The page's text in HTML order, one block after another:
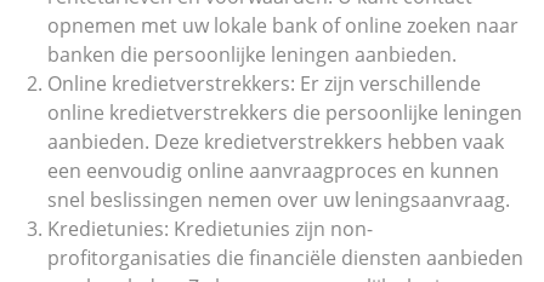
opnemen met uw lokale bank of online zoeken naar
banken die persoonlijke leningen aanbieden.
Online kredietverstrekkers: Er zijn verschillende
online kredietverstrekkers die persoonlijke leningen
aanbieden. Deze kredietverstrekkers hebben vaak
een eenvoudig online aanvraagproces en kunnen
snel beslissingen nemen over uw leningsaanvraag.
Kredietunies: Kredietunies zijn non-
profitorganisaties die financiële diensten aanbieden